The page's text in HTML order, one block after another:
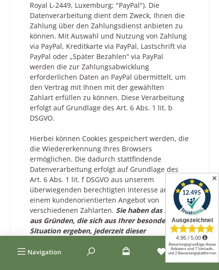
Navigation
Royal L-2449, Luxemburg; "PayPal"). Die
Datenverarbeitung dient dem Zweck, Ihnen die
Zahlung über den Zahlungsdienst anbieten zu
können. Mit Auswahl und Nutzung von Zahlung
via PayPal, Kreditkarte via PayPal, Lastschrift via
PayPal oder „Später Bezahlen“ via PayPal
werden die zur Zahlungsabwicklung
erforderlichen Daten an PayPal übermittelt, um
den Vertrag mit Ihnen mit der gewählten
Zahlart erfüllen zu können. Diese Verarbeitung
erfolgt auf Grundlage des Art. 6 Abs. 1 lit. b
DSGVO.
Hierbei können Cookies gespeichert werden, die
die Wiedererkennung Ihres Browsers
ermöglichen. Die dadurch stattfindende
Datenverarbeitung erfolgt auf Grundlage des
Art. 6 Abs. 1 lit. f DSGVO aus unserem
überwiegenden berechtigten Interesse an
einem kundenorientierten Angebot von
verschiedenen Zahlarten. Sie haben das Recht
aus Gründen, die sich aus Ihrer besonderen
Situation ergeben, jederzeit dieser
personenbezogener Daten zu widersprechen.
✕